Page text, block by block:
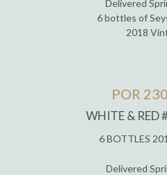
Delivered
6 bottles of
2018
POR
WHITE & RED
6 BOTTLES
Delivered